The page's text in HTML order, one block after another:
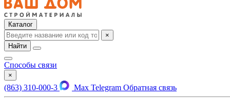
Каталог
×
Найти
Способы связи
×
(863) 310-000-3 Max Telegram Обратная связь